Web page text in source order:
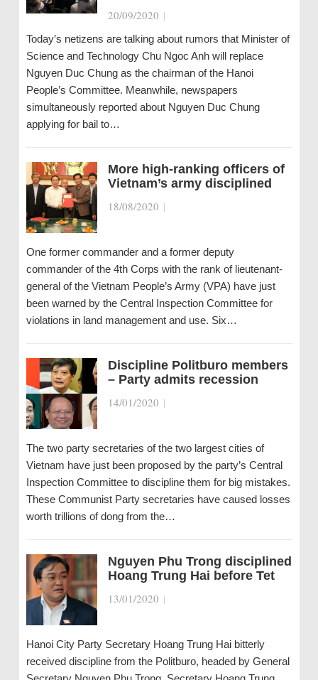
20/09/2020 |
Today’s netizens are talking about rumors that Minister of
Science and Technology Chu Ngoc Anh will replace
Nguyen Duc Chung as the chairman of the Hanoi
People’s Committee. Meanwhile, newspapers
simultaneously reported about Nguyen Duc Chung
applying for bail to…
More high-ranking officers of
Vietnam’s army disciplined
18/08/2020 |
One former commander and a former deputy
commander of the 4th Corps with the rank of lieutenant-
general of the Vietnam People’s Army (VPA) have just
been warned by the Central Inspection Committee for
violations in land management and use. Six…
Discipline Politburo members
– Party admits recession
14/01/2020 |
The two party secretaries of the two largest cities of
Vietnam have just been proposed by the party’s Central
Inspection Committee to discipline them for big mistakes.
These Communist Party secretaries have caused losses
worth trillions of dong from the…
Nguyen Phu Trong disciplined
Hoang Trung Hai before Tet
13/01/2020 |
Hanoi City Party Secretary Hoang Trung Hai bitterly
received discipline from the Politburo, headed by General